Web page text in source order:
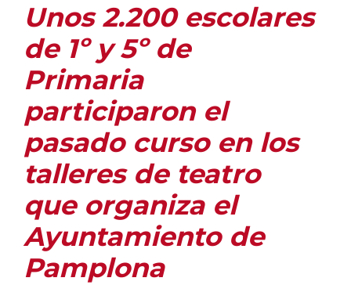
Unos 2.200 escolares
de 1º y 5º de
Primaria
participaron el
pasado curso en los
talleres de teatro
que organiza el
Ayuntamiento de
Pamplona